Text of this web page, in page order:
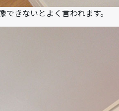
きないとよく言われます。